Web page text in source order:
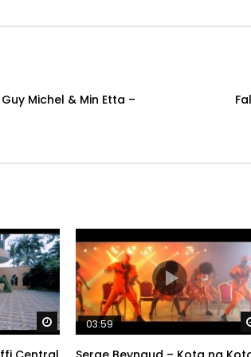
Michel & Min Etta –
Regarder Plus Tard
03:59